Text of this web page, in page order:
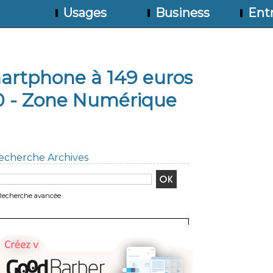
Usages Business
à 149 euros
- Zone Numérique
Archives
avancée